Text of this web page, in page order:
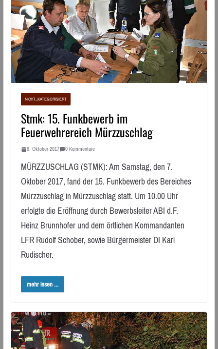
NICHT_KATEGORISIERT
Stmk: 15. Funkbewerb im
Feuerwehrereich Mürzzuschlag
9. Oktober 2017 0 Kommentare
MÜRZZUSCHLAG (STMK): Am Samstag, den 7.
Oktober 2017, fand der 15. Funkbewerb des Bereiches
Mürzzuschlag in Mürzzuschlag statt. Um 10.00 Uhr
erfolgte die Eröffnung durch Bewerbsleiter ABI d.F.
Heinz Brunnhofer und dem örtlichen Kommandanten
LFR Rudolf Schober, sowie Bürgermeister DI Karl
Rudischer.
mehr lesen ...